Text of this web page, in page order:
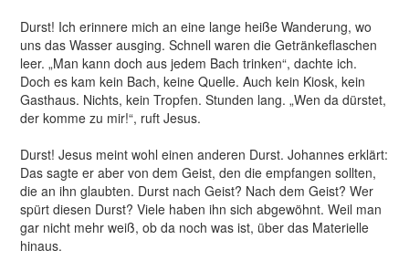
Durst! Ich erinnere mich an eine lange heiße Wanderung, wo
uns das Wasser ausging. Schnell waren die Getränkeflaschen
leer. „Man kann doch aus jedem Bach trinken“, dachte ich.
Doch es kam kein Bach, keine Quelle. Auch kein Kiosk, kein
Gasthaus. Nichts, kein Tropfen. Stunden lang. „Wen da dürstet,
der komme zu mir!“, ruft Jesus.
Durst! Jesus meint wohl einen anderen Durst. Johannes erklärt:
Das sagte er aber von dem Geist, den die empfangen sollten,
die an ihn glaubten. Durst nach Geist? Nach dem Geist? Wer
spürt diesen Durst? Viele haben ihn sich abgewöhnt. Weil man
gar nicht mehr weiß, ob da noch was ist, über das Materielle
hinaus.